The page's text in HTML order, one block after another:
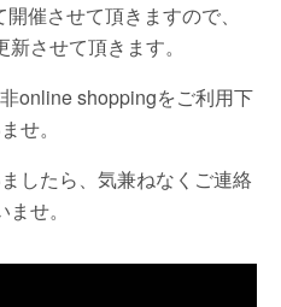
催させて頂きますので、
させて頂きます。
online shoppingをご利用下
せ。
したら、気兼ねなくご連絡
せ。